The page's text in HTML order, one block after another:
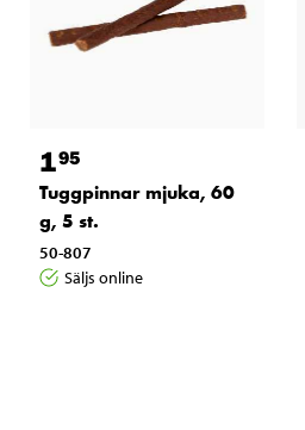
195
Tuggpinnar mjuka, 60
g, 5 st.
50-807
Säljs online